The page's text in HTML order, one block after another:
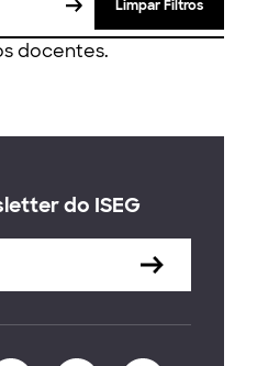
Limpar Filtros
docentes.
do ISEG